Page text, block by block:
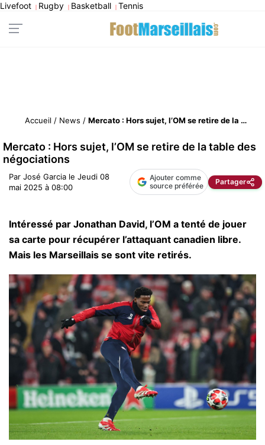
Livefoot | Rugby | Basketball | Tennis
Accueil / News / Mercato : Hors sujet, l’OM se retire de la table des négociations
Mercato : Hors sujet, l’OM se retire de la table des
négociations
Par José Garcia le Jeudi 08
mai 2025 à 08:00
Ajouter comme
source préférée
Partager
Intéressé par Jonathan David, l’OM a tenté de jouer
sa carte pour récupérer l’attaquant canadien libre.
Mais les Marseillais se sont vite retirés.